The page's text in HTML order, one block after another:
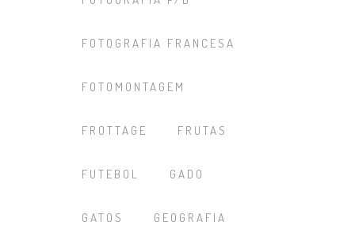
FOTOGRAFIA FRANCESA
FOTOMONTAGEM
FROTTAGE FRUTAS
FUTEBOL GADO
GATOS GEOGRAFIA